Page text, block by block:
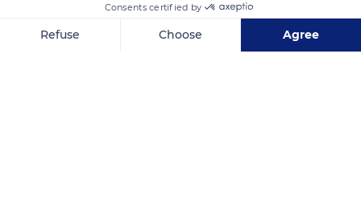
Consents certified by
Refuse Choose Agree